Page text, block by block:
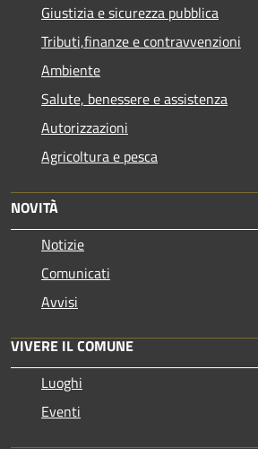
Giustizia e sicurezza pubblica
Tributi,finanze e contravvenzioni
Ambiente
Salute, benessere e assistenza
Autorizzazioni
Agricoltura e pesca
NOVITÀ
Notizie
Comunicati
Avvisi
VIVERE IL COMUNE
Luoghi
Eventi